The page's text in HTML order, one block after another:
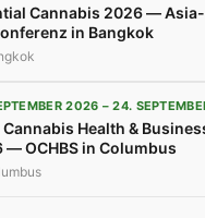
Cannabis 2026 —
in Bangkok
2026 – 24.
Health &
— OCHBS in Columbus